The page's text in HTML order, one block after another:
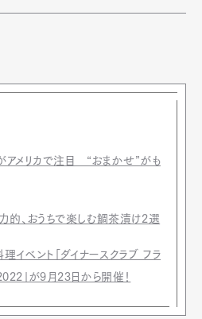
アメリカで注目 “おまかせ”がも
的、おうちで楽しむ鯛茶漬け2選
イベント「ダイナースクラブ フラ
」が9月23日から開催！